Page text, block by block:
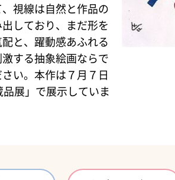
視線は自然と作品の
しており、まだ形を
と、躍動感あふれる
する抽象絵画ならで
い。本作は７月７日
品展」で展示していま